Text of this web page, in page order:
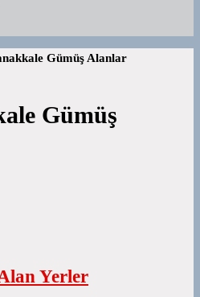
Gümüş Alanlar
Gümüş
Yerler